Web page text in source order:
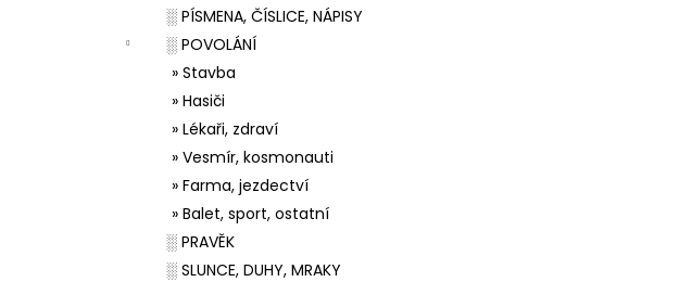
░ PÍSMENA, ČÍSLICE, NÁPISY
░ POVOLÁNÍ
» Stavba
» Hasiči
» Lékaři, zdraví
» Vesmír, kosmonauti
» Farma, jezdectví
» Balet, sport, ostatní
░ PRAVĚK
░ SLUNCE, DUHY, MRAKY